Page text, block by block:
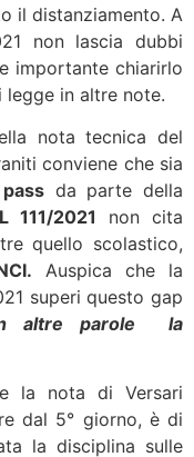
il distanziamento. A
non lascia dubbi
importante chiarirlo
in altre note.
nota tecnica del
conviene che sia
da parte della
111/2021
non cita
quello scolastico,
Auspica che la
superi questo gap
altre parole la
la nota di Versari
dal 5° giorno, è di
la disciplina sulle